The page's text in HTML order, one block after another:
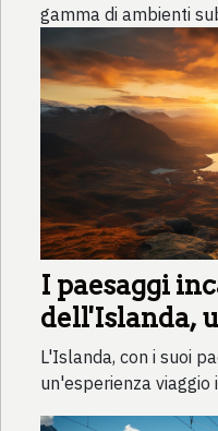
gamma di ambienti
I paesaggi
dell'Islanda,
L'Islanda, con i suoi
un'esperienza viaggio